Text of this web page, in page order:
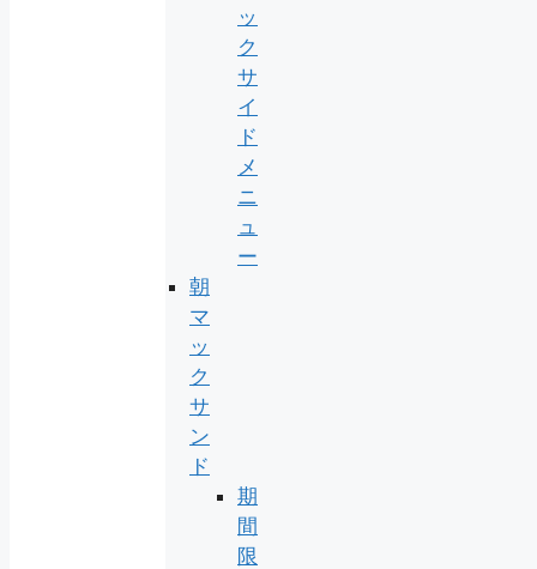
ッ
ク
サ
イ
ド
メ
ニ
ュ
ー
朝
マ
ッ
ク
サ
ン
ド
期
間
限